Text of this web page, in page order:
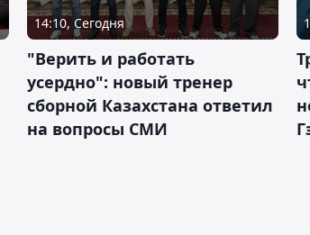
14:10, Сегодня
"Верить и работать
усердно": новый тренер
сборной Казахстана ответил
на вопросы СМИ